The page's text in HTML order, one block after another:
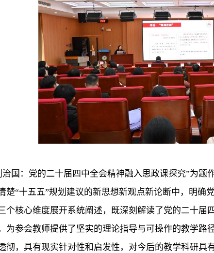
国：党的二十届四中全会精神融入思政课探究”为题作
楚“十五五”规划建议的新思想新观点新论断中，明确
个核心维度展开系统阐述，既深刻解读了党的二十
为参会教师提供了坚实的理论指导与可操作的教学
彻， 具有现实针对性和启发性 ，对今后的教学科研具